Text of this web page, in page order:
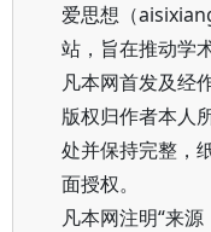
爱思想（
站，旨在推动学
凡本网首发及经
版权归作者本人
处并保持完整，
面授权。
凡本网注明“来源